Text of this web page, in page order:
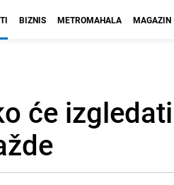
BIZNIS METROMAHALA MAGAZIN
će